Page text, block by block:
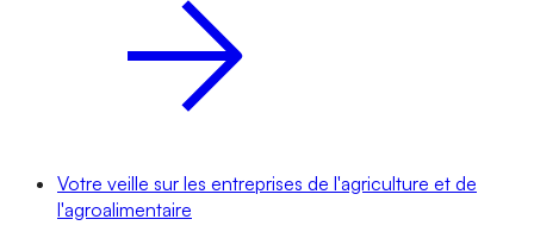
Votre veille sur les entreprises de l'agriculture et de
l'agroalimentaire